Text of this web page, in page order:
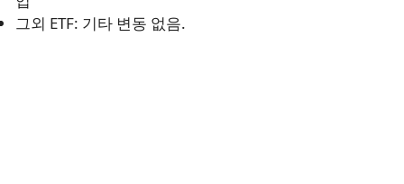
그외 ETF: 기타 변동 없음.